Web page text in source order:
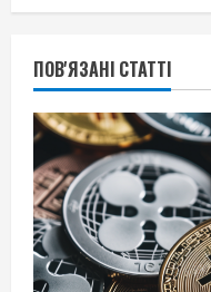
ПОВ'ЯЗАНІ СТАТТІ